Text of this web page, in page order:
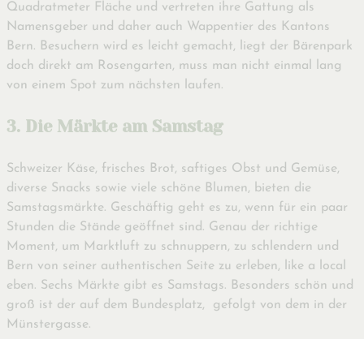
Quadratmeter Fläche und vertreten ihre Gattung als
Namensgeber und daher auch Wappentier des Kantons
Bern. Besuchern wird es leicht gemacht, liegt der Bärenpark
doch direkt am Rosengarten, muss man nicht einmal lang
von einem Spot zum nächsten laufen.
3. Die Märkte am Samstag
Schweizer Käse, frisches Brot, saftiges Obst und Gemüse,
diverse Snacks sowie viele schöne Blumen, bieten die
Samstagsmärkte. Geschäftig geht es zu, wenn für ein paar
Stunden die Stände geöffnet sind. Genau der richtige
Moment, um Marktluft zu schnuppern, zu schlendern und
Bern von seiner authentischen Seite zu erleben, like a local
eben. Sechs Märkte gibt es Samstags. Besonders schön und
groß ist der auf dem Bundesplatz, gefolgt von dem in der
Münstergasse.